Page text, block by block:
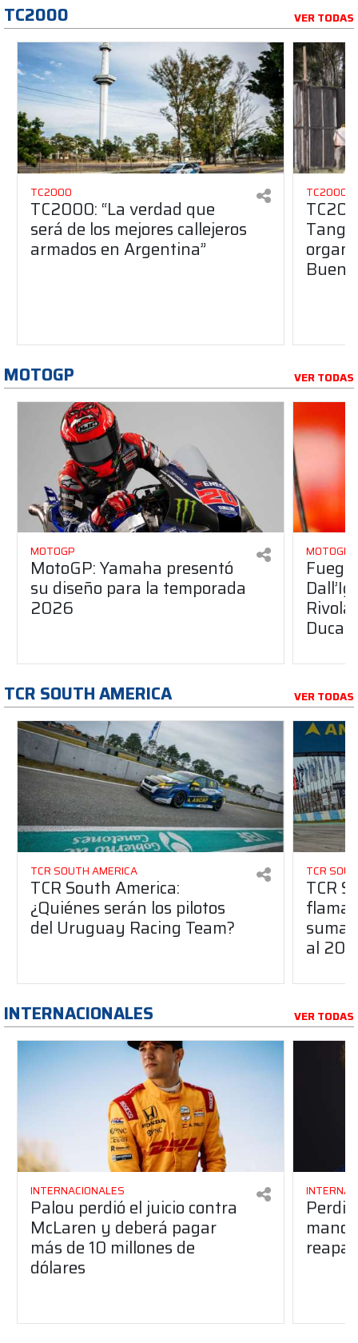
TC2000 VER TODAS
TC2000
TC2000: “La verdad que
será de los mejores callejeros
armados en Argentina”
TC2000
MOTOGP VER TODAS
MOTOGP
MotoGP: Yamaha presentó
su diseño para la temporada
2026
MOTOGP
Ducati
TCR SOUTH AMERICA VER TODAS
TCR SOUTH AMERICA
TCR South America:
¿Quiénes serán los pilotos
del Uruguay Racing Team?
TCR
TCR
suma
al
INTERNACIONALES VER TODAS
INTERNACIONALES
Palou perdió el juicio contra
McLaren y deberá pagar
más de 10 millones de
dólares